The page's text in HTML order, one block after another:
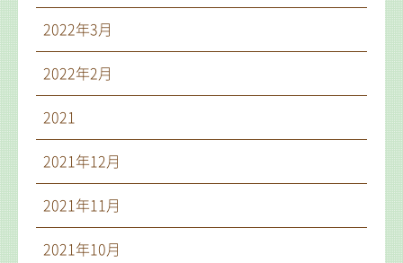
2022年3月
2022年2月
2021
2021年12月
2021年11月
2021年10月